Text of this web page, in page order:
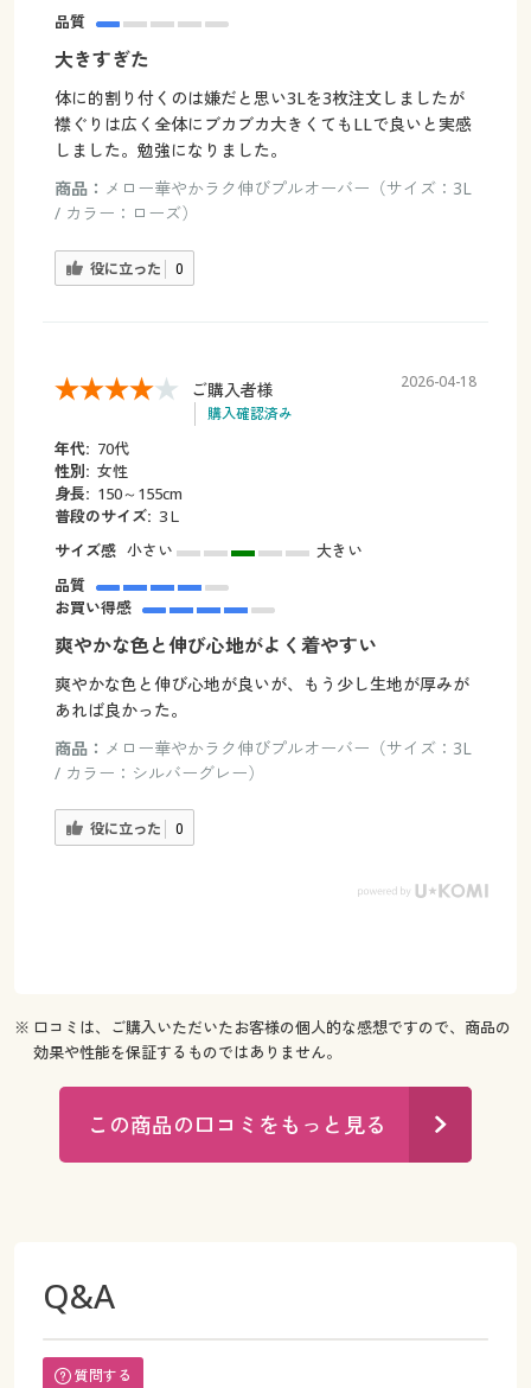
品質
大きすぎた
体に的割り付くのは嫌だと思い3Lを3枚注文しましたが
襟ぐりは広く全体にブカブカ大きくてもLLで良いと実感
しました。勉強になりました。
商品： メロー華やかラク伸びプルオーバー（サイズ：3L
/ カラー：ローズ）
役に立った 0
ご購入者様
購入確認済み
2026-04-18
年代: 70代
性別: 女性
身長: 150～155cm
普段のサイズ: 3Ｌ
サイズ感 小さい
大きい
品質
お買い得感
爽やかな色と伸び心地がよく着やすい
爽やかな色と伸び心地が良いが、もう少し生地が厚みが
あれば良かった。
商品： メロー華やかラク伸びプルオーバー（サイズ：3L
/ カラー：シルバーグレー）
役に立った 0
※ 口コミは、ご購入いただいたお客様の個人的な感想ですので、商品の
効果や性能を保証するものではありません。
この商品の口コミをもっと見る
Q&A
質問する